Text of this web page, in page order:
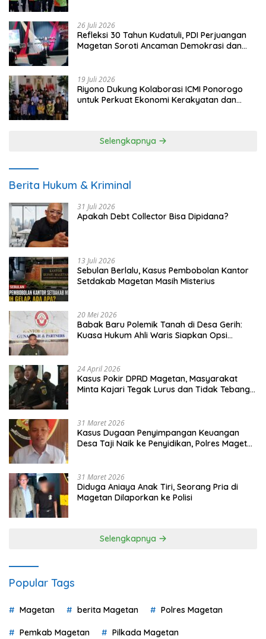
26 Juli 2026
Refleksi 30 Tahun Kudatuli, PDI Perjuangan
Magetan Soroti Ancaman Demokrasi dan
19 Juli 2026
Riyono Dukung Kolaborasi ICMI Ponorogo
untuk Perkuat Ekonomi Kerakyatan dan
Selengkapnya
Berita Hukum & Kriminal
31 Juli 2026
Apakah Debt Collector Bisa Dipidana?
13 Juli 2026
Sebulan Berlalu, Kasus Pembobolan Kantor
Setdakab Magetan Masih Misterius
20 Mei 2026
Babak Baru Polemik Tanah di Desa Gerih:
Kuasa Hukum Ahli Waris Siapkan Opsi
24 April 2026
Kasus Pokir DPRD Magetan, Masyarakat
Minta Kajari Tegak Lurus dan Tidak Tebang
31 Maret 2026
Kasus Dugaan Penyimpangan Keuangan
Desa Taji Naik ke Penyidikan, Polres Magetan
31 Maret 2026
Diduga Aniaya Anak Tiri, Seorang Pria di
Magetan Dilaporkan ke Polisi
Selengkapnya
Popular Tags
Magetan berita Magetan Polres Magetan
Pemkab Magetan Pilkada Magetan